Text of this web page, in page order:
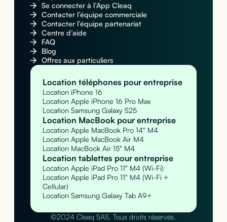
Se connecter à l’App Cleaq
Contacter l’équipe commerciale
Contacter l’équipe partenariat
Centre d’aide
FAQ
Blog
Offres aux particuliers
Location téléphones pour entreprise
Location iPhone 16
Location Apple iPhone 16 Pro Max
Location Samsung Galaxy S25
Location MacBook pour entreprise
Location Apple MacBook Pro 14" M4
Location Apple MacBook Air M4
Location MacBook Air 15" M4
Location tablettes pour entreprise
Location Apple iPad Pro 11" M4 (Wi-Fi)
Location Apple iPad Pro 11" M4 (Wi-Fi +
Cellular)
Location Samsung Galaxy Tab A9+
©2024 Cleaq SAS. Tous droits réservés.